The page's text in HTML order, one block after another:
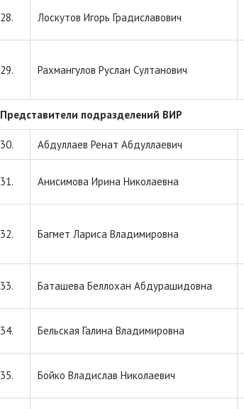
28. Лоскутов Игорь Градиславович
29. Рахмангулов Руслан Султанович
Представители подразделений ВИР
30. Абдуллаев Ренат Абдуллаевич
31. Анисимова Ирина Николаевна
32. Багмет Лариса Владимировна
33. Баташева Беллохан Абдурашидовна
34. Бельская Галина Владимировна
35. Бойко Владислав Николаевич